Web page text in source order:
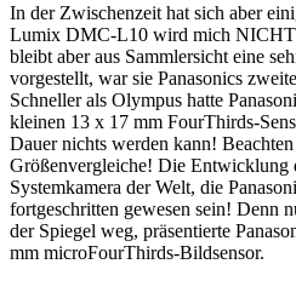
In der Zwischenzeit hat sich aber
Lumix DMC-L10 wird mich NICHT
bleibt aber aus Sammlersicht eine
vorgestellt, war sie Panasonics
Schneller als Olympus hatte
kleinen 13 x 17 mm FourThirds-
Dauer nichts werden kann!
Größenvergleiche! Die Entwicklung
Systemkamera der Welt, die
fortgeschritten gewesen sein! Denn
der Spiegel weg, präsentierte
mm microFourThirds-Bildsensor.